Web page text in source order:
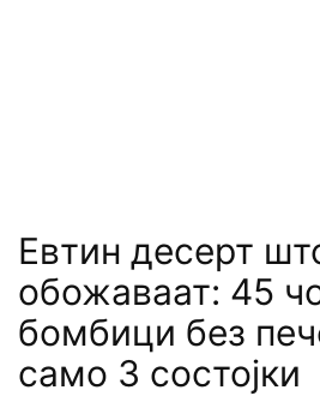
Евтин десерт
обожаваат: 45
бомбици без
само 3 состојки